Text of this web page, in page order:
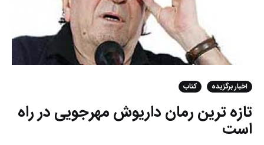
اخبار برگزیده کتاب
تازه ترین رمان داریوش مهرجویی در راه
است